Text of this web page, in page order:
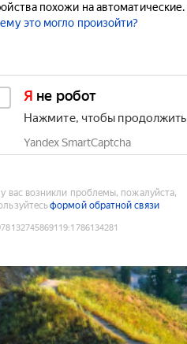
похожи на автоматические.
это могло произойти?
Я не робот
Нажмите, чтобы продолжить
Yandex SmartCaptcha
у вас возникли проблемы, пожалуйста,
формой обратной связи
:1786134281